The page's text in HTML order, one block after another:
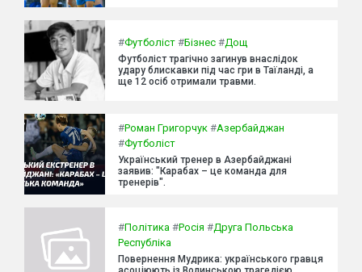
#Футболіст #Бізнес #Дощ
Футболіст трагічно загинув внаслідок
удару блискавки під час гри в Таїланді, а
ще 12 осіб отримали травми.
#Роман Григорчук #Азербайджан
#Футболіст
Український тренер в Азербайджані
заявив: "Карабах – це команда для
тренерів".
#Політика #Росія #Друга Польська
Республіка
Повернення Мудрика: українського гравця